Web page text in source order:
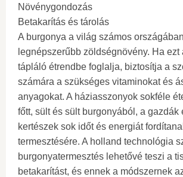
Növénygondozás
Betakarítás és tárolás
A burgonya a világ számos
legnépszerűbb zöldségnövény. Ha ezt
tápláló étrendbe foglalja, biztosítja a
számára a szükséges vitaminokat és
anyagokat. A háziasszonyok sokféle
főtt, sült és sült burgonyából, a gazdák
kertészek sok időt és energiát
termesztésére. A holland technológia
burgonyatermesztés lehetővé teszi a
betakarítást, és ennek a módszernek